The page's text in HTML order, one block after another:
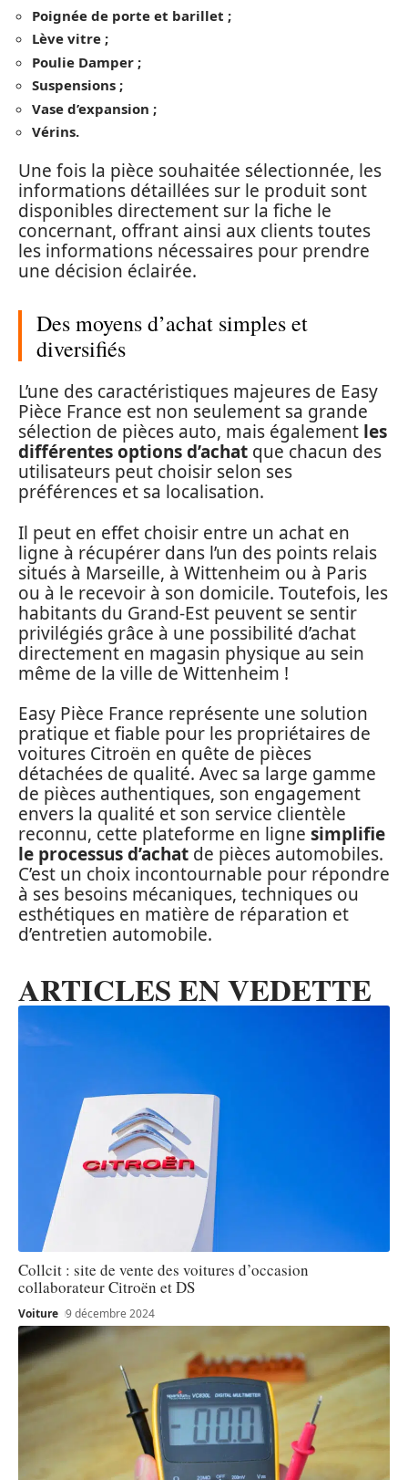
Poignée de porte et barillet ;
Lève vitre ;
Poulie Damper ;
Suspensions ;
Vase d’expansion ;
Vérins.
Une fois la pièce souhaitée sélectionnée, les
informations détaillées sur le produit sont
disponibles directement sur la fiche le
concernant, offrant ainsi aux clients toutes
les informations nécessaires pour prendre
une décision éclairée.
Des moyens d’achat simples et
diversifiés
L’une des caractéristiques majeures de Easy
Pièce France est non seulement sa grande
sélection de pièces auto, mais également les
différentes options d’achat que chacun des
utilisateurs peut choisir selon ses
préférences et sa localisation.
Il peut en effet choisir entre un achat en
ligne à récupérer dans l’un des points relais
situés à Marseille, à Wittenheim ou à Paris
ou à le recevoir à son domicile. Toutefois, les
habitants du Grand-Est peuvent se sentir
privilégiés grâce à une possibilité d’achat
directement en magasin physique au sein
même de la ville de Wittenheim !
Easy Pièce France représente une solution
pratique et fiable pour les propriétaires de
voitures Citroën en quête de pièces
détachées de qualité. Avec sa large gamme
de pièces authentiques, son engagement
envers la qualité et son service clientèle
reconnu, cette plateforme en ligne simplifie
le processus d’achat de pièces automobiles.
C’est un choix incontournable pour répondre
à ses besoins mécaniques, techniques ou
esthétiques en matière de réparation et
d’entretien automobile.
ARTICLES EN VEDETTE
Collcit : site de vente des voitures d’occasion
collaborateur Citroën et DS
Voiture 9 décembre 2024